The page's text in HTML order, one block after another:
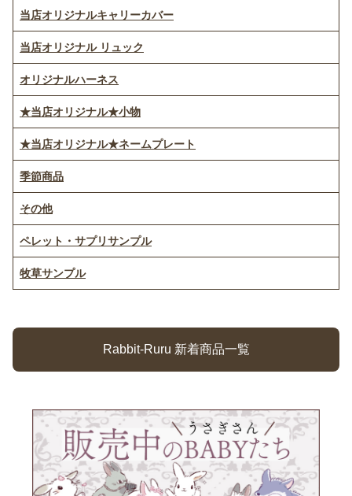
当店オリジナルキャリーカバー
当店オリジナル リュック
オリジナルハーネス
★当店オリジナル★小物
★当店オリジナル★ネームプレート
季節商品
その他
ペレット・サプリサンプル
牧草サンプル
Rabbit-Ruru 新着商品一覧